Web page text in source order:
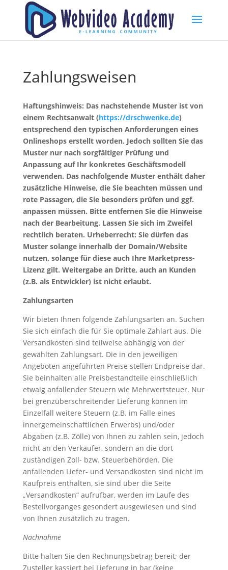
Zahlungsweisen
Haftungshinweis: Das nachstehende Muster ist von
einem Rechtsanwalt (https://drschwenke.de)
entsprechend den typischen Anforderungen eines
Onlineshops erstellt worden. Jedoch sollten Sie das
Muster nur nach sorgfältiger Prüfung und
Anpassung auf Ihr konkretes Geschäftsmodell
verwenden. Das nachfolgende Muster enthält daher
zusätzliche Hinweise, die Sie beachten müssen und
rote Passagen, die Sie besonders prüfen und ggf.
anpassen müssen. Bitte entfernen Sie die Hinweise
nach der Bearbeitung. Lassen Sie sich im Zweifel
rechtlich beraten. Urheberrecht: Sie dürfen das
Muster solange innerhalb der Domain/Website
nutzen, solange für diese auch Ihre Marketpress-
Lizenz gilt. Weitergabe an Dritte, auch an Kunden
(z.B. als Entwickler) ist nicht erlaubt.
Zahlungsarten
Wir bieten Ihnen folgende Zahlungsarten an. Suchen
Sie sich einfach die für Sie optimale Zahlart aus. Die
Versandkosten sind teilweise abhängig von der
gewählten Zahlungsart. Die in den jeweiligen
Angeboten angeführten Preise stellen Endpreise dar.
Sie beinhalten alle Preisbestandteile einschließlich
etwaig anfallender Steuern wie Mehrwertsteuer. Nur
bei grenzüberschreitender Lieferung können im
Einzelfall weitere Steuern (z.B. im Falle eines
innergemeinschaftlichen Erwerbs) und/oder
Abgaben (z.B. Zölle) von Ihnen zu zahlen sein, jedoch
nicht an den Verkäufer, sondern an die dort
zuständigen Zoll- bzw. Steuerbehörden. Die
anfallenden Liefer- und Versandkosten sind nicht im
Kaufpreis enthalten, sie sind über die Seite
„Versandkosten“ aufrufbar, werden im Laufe des
Bestellvorganges gesondert ausgewiesen und sind
von Ihnen zusätzlich zu tragen.
Nachnahme
Bitte halten Sie den Rechnungsbetrag bereit; der
Zusteller kassiert bei Lieferung in bar (keine